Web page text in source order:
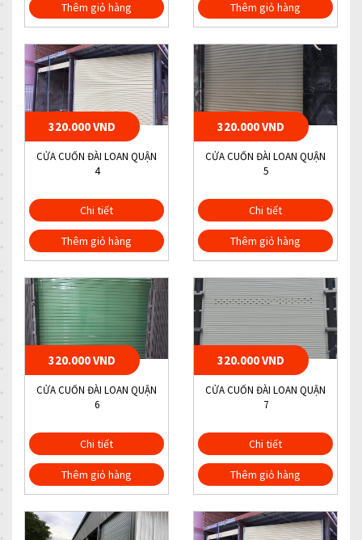
Thêm giỏ hàng Thêm giỏ hàng
320.000 VND
CỬA CUỐN ĐÀI LOAN QUẬN
4
Chi tiết
Thêm giỏ hàng
320.000 VND
CỬA CUỐN ĐÀI LOAN QUẬN
5
Chi tiết
Thêm giỏ hàng
320.000 VND
CỬA CUỐN ĐÀI LOAN QUẬN
6
Chi tiết
Thêm giỏ hàng
320.000 VND
CỬA CUỐN ĐÀI LOAN QUẬN
7
Chi tiết
Thêm giỏ hàng